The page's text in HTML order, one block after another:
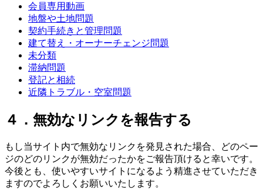
会員専用動画
地盤や土地問題
契約手続きと管理問題
建て替え・オーナーチェンジ問題
未分類
滞納問題
登記と相続
近隣トラブル・空室問題
４．無効なリンクを報告する
もし当サイト内で無効なリンクを発見された場合、どのペー
ジのどのリンクが無効だったかをご報告頂けると幸いです。
今後とも、使いやすいサイトになるよう精進させていただき
ますのでよろしくお願いいたします。